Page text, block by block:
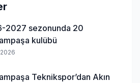
2027 sezonunda 20
kulübü
Teknikspor’dan Akın